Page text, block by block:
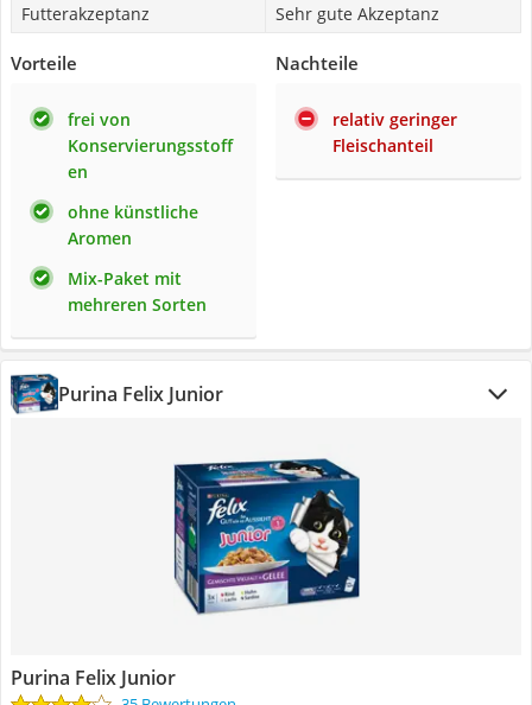
Futterakzeptanz
Sehr gute Akzeptanz
Vorteile
frei von
Konservierungsstoff
en
ohne künstliche
Aromen
Mix-Paket mit
mehreren Sorten
Nachteile
relativ geringer
Fleischanteil
Purina Felix Junior
Purina Felix Junior